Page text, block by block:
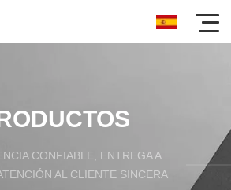
CONFIABLE, ENTREGA A
AL CLIENTE SINCERA